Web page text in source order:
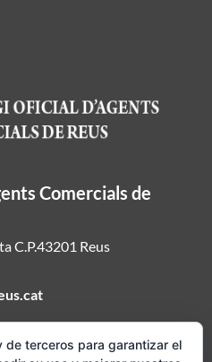
Comercials de
C.P.43201 Reus
Comercials
de terceros para garantizar el